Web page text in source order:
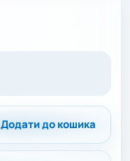
Додати до кошика